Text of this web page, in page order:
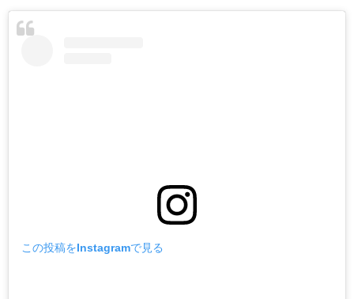
この投稿をInstagramで見る